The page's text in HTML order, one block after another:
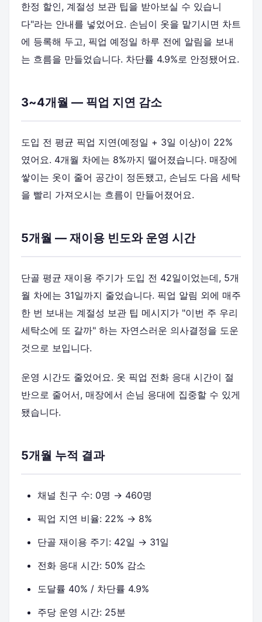
한정 할인, 계절성 보관 팁을 받아보실 수 있습니
다"라는 안내를 넣었어요. 손님이 옷을 맡기시면 차트
에 등록해 두고, 픽업 예정일 하루 전에 알림을 보내
는 흐름을 만들었습니다. 차단률 4.9%로 안정됐어요.
3~4개월 — 픽업 지연 감소
도입 전 평균 픽업 지연(예정일 + 3일 이상)이 22%
였어요. 4개월 차에는 8%까지 떨어졌습니다. 매장에
쌓이는 옷이 줄어 공간이 정돈됐고, 손님도 다음 세탁
을 빨리 가져오시는 흐름이 만들어졌어요.
5개월 — 재이용 빈도와 운영 시간
단골 평균 재이용 주기가 도입 전 42일이었는데, 5개
월 차에는 31일까지 줄었습니다. 픽업 알림 외에 매주
한 번 보내는 계절성 보관 팁 메시지가 "이번 주 우리
세탁소에 또 갈까" 하는 자연스러운 의사결정을 도운
것으로 보입니다.
운영 시간도 줄었어요. 옷 픽업 전화 응대 시간이 절
반으로 줄어서, 매장에서 손님 응대에 집중할 수 있게
됐습니다.
5개월 누적 결과
채널 친구 수: 0명 → 460명
픽업 지연 비율: 22% → 8%
단골 재이용 주기: 42일 → 31일
전화 응대 시간: 50% 감소
도달률 40% / 차단률 4.9%
주당 운영 시간: 25분